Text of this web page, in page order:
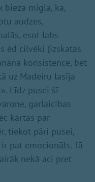
bieza migla, ka,
audzes,
esot labs
ēd cilvēki (izskatās
konsistence, bet
uz Madeiru lasīja
Līdz pusei šī
garlaicības
kārtas par
tiekot pāri pusei,
pat emocionāls. Tā
nekā aci pret